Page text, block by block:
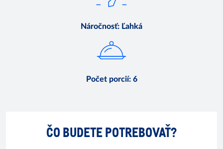
Náročnosť: Ľahká
Počet porcií: 6
ČO BUDETE POTREBOVAŤ?